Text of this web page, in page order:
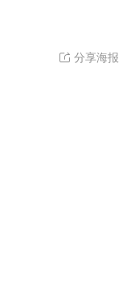
分享海报